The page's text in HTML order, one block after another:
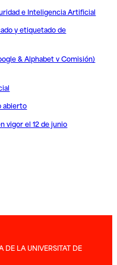
e Inteligencia Artificial
y etiquetado de
& Alphabet v Comisión)
abierto
vigor el 12 de junio
DE LA UNIVERSITAT DE